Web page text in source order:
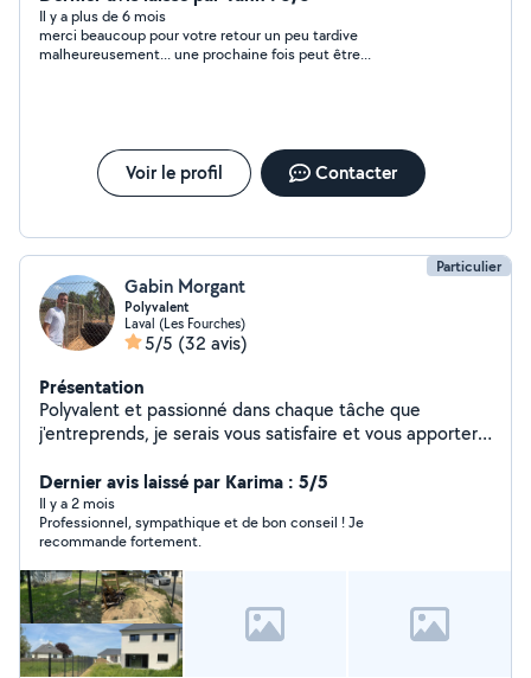
Il y a plus de 6 mois
merci beaucoup pour votre retour un peu tardive
malheureusement... une prochaine fois peut être...
Voir le profil Contacter
Particulier
Gabin Morgant
Polyvalent
Laval (Les Fourches)
5/5 (32 avis)
Présentation
Polyvalent et passionné dans chaque tâche que
j'entreprends, je serais vous satisfaire et vous apporter
organisé je serais réaliser chaque prestation dans le
temps accordé à des prix malin Domaine d'activité -
rénovation / entretien / création d'espaces vert -
location / achat de matériel -évacuation de déchets /
livraison de bien Et d'autres encore
Dernier avis laissé par Karima : 5/5
Il y a 2 mois
Professionnel, sympathique et de bon conseil ! Je
recommande fortement.